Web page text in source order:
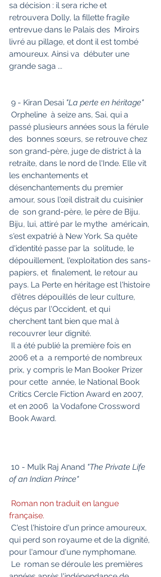
sa décision : il sera riche et
retrouvera Dolly, la fillette fragile
entrevue dans le Palais des  Miroirs
livré au pillage, et dont il est tombé
amoureux. Ainsi va  débuter une
grande saga ...
9 - Kiran Desai "La perte en héritage"
passé plusieurs années sous la férule
des  bonnes sœurs, se retrouve chez
son grand-père, juge de district à la
retraite, dans le nord de l'Inde. Elle vit
les enchantements et
désenchantements du premier
amour, sous l'œil distrait du cuisinier
de  son grand-père, le père de Biju.
Biju, lui, attiré par le mythe  américain,
s'est expatrié à New York. Sa quête
d'identité passe par la  solitude, le
dépouillement, l'exploitation des sans-
papiers, et  finalement, le retour au
pays. La Perte en héritage est l'histoire
d'êtres dépouillés de leur culture,
déçus par l'Occident, et qui
cherchent tant bien que mal à
recouvrer leur dignité.
2006 et a  a remporté de nombreux
prix, y compris le Man Booker Prizer
pour cette  année, le National Book
Critics Cercle Fiction Award en 2007,
et en 2006  la Vodafone Crossword
Book Award.
10 - Mulk Raj Anand "The Private Life
of an Indian Prince"
Roman non traduit en langue
française.
qui perd son royaume et de la dignité,
pour l'amour d'une nymphomane.